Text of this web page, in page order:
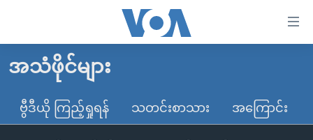
လွယ်ကူ
သည့်
မူလစာမျက်နှာ
မြန်မာ
ကမ္ဘာ့သတင်းများ
အသံဖိုင်များ
ဗွီဒီယို ကြည့်ရှုရန် သတင်းစာသား အကြောင်း